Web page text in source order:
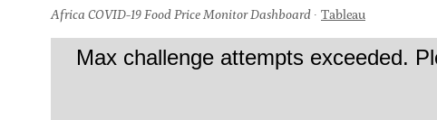
Africa COVID-19 Food Price Monitor Dashboard Tableau